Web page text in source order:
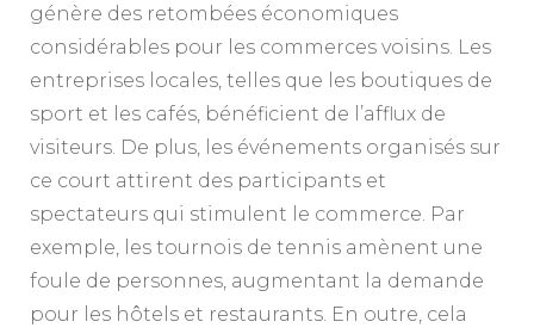
génère des retombées économiques
considérables pour les commerces voisins. Les
entreprises locales, telles que les boutiques de
sport et les cafés, bénéficient de l’afflux de
visiteurs. De plus, les événements organisés sur
ce court attirent des participants et
spectateurs qui stimulent le commerce. Par
exemple, les tournois de tennis amènent une
foule de personnes, augmentant la demande
pour les hôtels et restaurants. En outre, cela